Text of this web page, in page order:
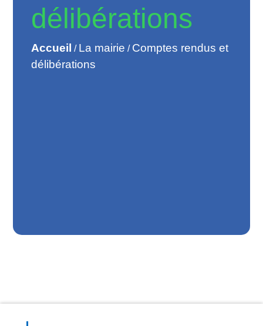
délibérations
Accueil / La mairie / Comptes rendus et
délibérations